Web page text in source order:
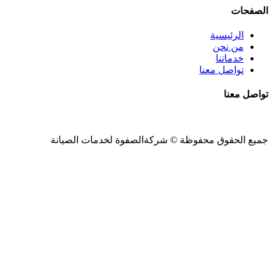
الصفحات
الرئيسية
من نحن
خدماتنا
تواصل معنا
تواصل معنا
جميع الحقوق محفوظة © شركةالصفوة لخدمات الصيانة